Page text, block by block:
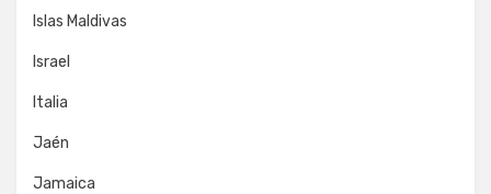
Islas Maldivas
Israel
Italia
Jaén
Jamaica